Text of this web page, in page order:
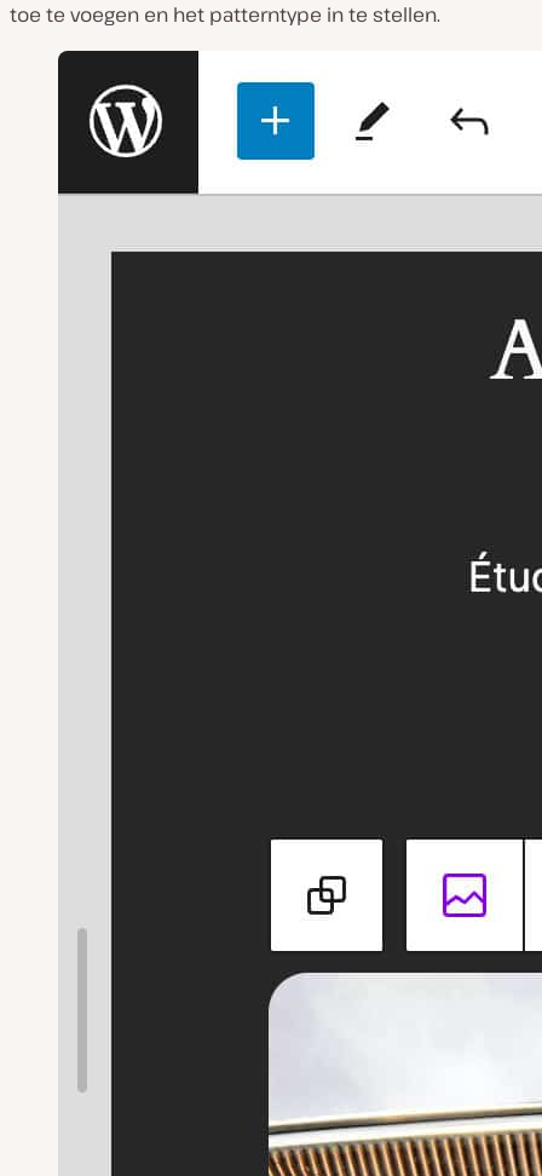
toe te voegen en het patterntype in te stellen.